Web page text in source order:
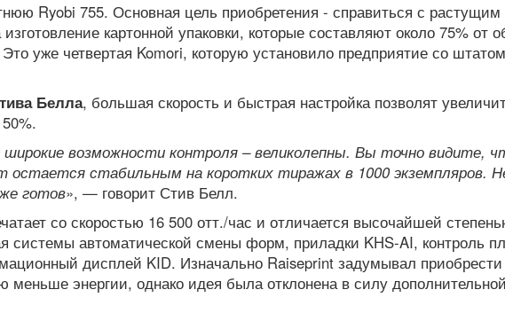
Ryobi 755. Основная цель приобретения - справиться с растущим
картонной упаковки, которые составляют около 75% от
уже четвертая Komori, которую установило предприятие со
Белла, большая скорость и быстрая настройка позволят
возможности контроля – великолепны. Вы точно видите,
стабильным на коротких тиражах в 1000 экземпляров.
готов», — говорит Стив Белл.
со скоростью 16 500 отт./час и отличается высочайшей
системы автоматической смены форм, приладки KHS-AI, контроль
дисплей KID. Изначально Raiseprint задумывал
энергии, однако идея была отклонена в силу